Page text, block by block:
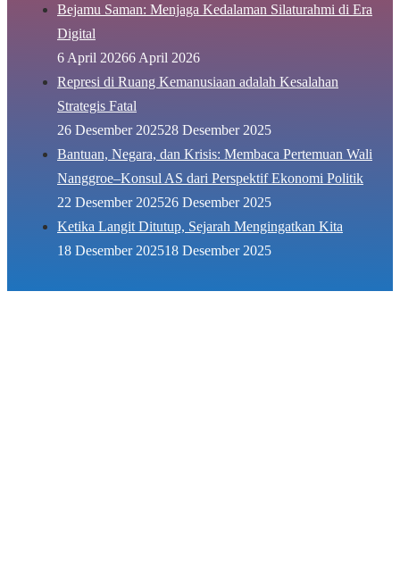
Bejamu Saman: Menjaga Kedalaman Silaturahmi di Era
Digital
6 April 20266 April 2026
Represi di Ruang Kemanusiaan adalah Kesalahan
Strategis Fatal
26 Desember 202528 Desember 2025
Bantuan, Negara, dan Krisis: Membaca Pertemuan Wali
Nanggroe–Konsul AS dari Perspektif Ekonomi Politik
22 Desember 202526 Desember 2025
Ketika Langit Ditutup, Sejarah Mengingatkan Kita
18 Desember 202518 Desember 2025